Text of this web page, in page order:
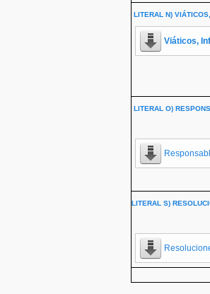
LITERAL N)
Viáticos,
LITERAL O)
LITERAL S)